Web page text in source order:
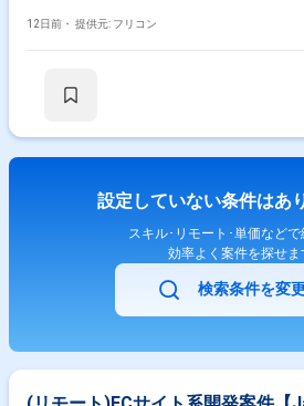
12日前・ 提供元: フリコン
設定していない条件はあ
スキル･リモート･単価などで
効率よく案件を探せま
検索条件を変